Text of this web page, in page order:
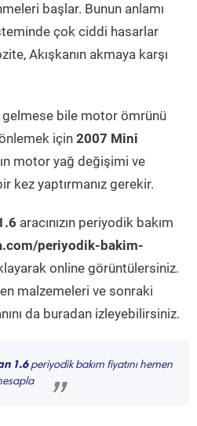
başlar. Bunun anlamı
çok ciddi hasarlar
Akışkanın akmaya karşı
gelmese bile motor ömrünü
için 2007 Mini
motor yağ değişimi ve
kez yaptırmanız gerekir.
aracınızın periyodik bakım
periyodik-bakim-
online görüntülersiniz.
malzemeleri ve sonraki
da buradan izleyebilirsiniz.
1.6periyodik bakım fiyatını hemen
”